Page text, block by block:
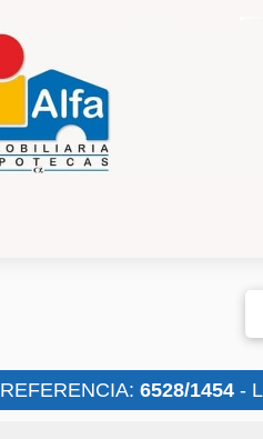
REFERENCIA: 6528/1454-